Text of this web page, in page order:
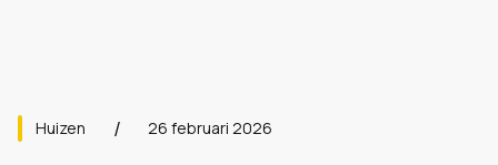
Huizen 26 februari 2026